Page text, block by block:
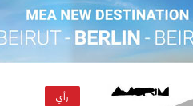
رأي